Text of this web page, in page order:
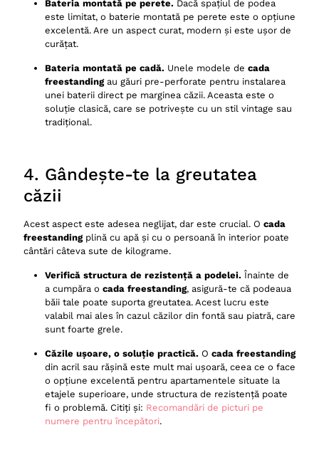
Bateria montată pe perete. Dacă spațiul de podea
este limitat, o baterie montată pe perete este o opțiune
excelentă. Are un aspect curat, modern și este ușor de
curățat.
Bateria montată pe cadă. Unele modele de cada
freestandingau găuri pre-perforate pentru instalarea
unei baterii direct pe marginea căzii. Aceasta este o
soluție clasică, care se potrivește cu un stil vintage sau
tradițional.
4. Gândește-te la greutatea
căzii
Acest aspect este adesea neglijat, dar este crucial. O cada
freestandingplină cu apă și cu o persoană în interior poate
cântări câteva sute de kilograme.
Verifică structura de rezistență a podelei. Înainte de
a cumpăra o cada freestanding, asigură-te că podeaua
băii tale poate suporta greutatea. Acest lucru este
valabil mai ales în cazul căzilor din fontă sau piatră, care
sunt foarte grele.
Căzile ușoare, o soluție practică. O cada freestanding
din acril sau rășină este mult mai ușoară, ceea ce o face
o opțiune excelentă pentru apartamentele situate la
etajele superioare, unde structura de rezistență poate
fi o problemă. Citiți și: Recomandări de picturi pe
numere pentru începători.